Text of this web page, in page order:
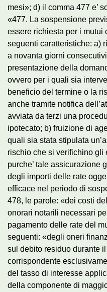
mesi»; d) il comma 477 e’
«477. La sospensione
essere richiesta per i
seguenti caratteristiche: a)
a novanta giorni
presentazione della
ovvero per i quali sia
beneficio del termine o la
anche tramite notifica
avviata da terzi una
ipotecato; b) fruizione di
quali sia stata stipulata
rischio che si verifichino gli
purche’ tale assicurazione
degli importi delle rate
efficace nel periodo di
478, le parole: «dei costi
onorari notarili necessari
pagamento delle rate del
seguenti: «degli oneri
sul debito residuo durante
corrispondente
del tasso di interesse
della componente di